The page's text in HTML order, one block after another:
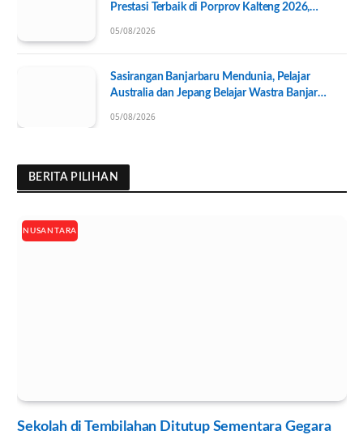
Prestasi Terbaik di Porprov Kalteng 2026,
05/08/2026
Sasirangan Banjarbaru Mendunia, Pelajar
Australia dan Jepang Belajar Wastra Banjar
05/08/2026
BERITA PILIHAN
NUSANTARA
Sekolah di Tembilahan Ditutup Sementara Gegara